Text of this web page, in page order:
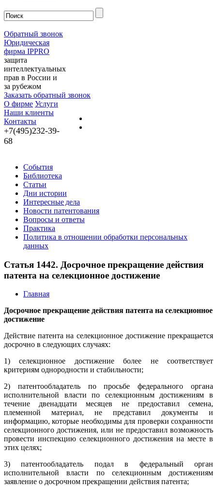
Обратный звонок
Юридическая
фирма IPPRO
защита
интеллектуальных
прав в России и
за рубежом
Заказать обратный звонок
О фирме Услуги
Наши клиенты
Контакты
+7(495)232-39-
68
События
Библиотека
Статьи
Дни истории
Интересные дела
Новости патентования
Вопросы и ответы
Практика
Политика в отношении обработки персональных
данных
Статья 1442. Досрочное прекращение действия
патента на селекционное достижение
Главная
Досрочное прекращение действия патента на селекционное
достижение
Действие патента на селекционное достижение прекращается
досрочно в следующих случаях:
1) селекционное достижение более не соответствует
критериям однородности и стабильности;
2) патентообладатель по просьбе федерального органа
исполнительной власти по селекционным достижениям в
течение двенадцати месяцев не предоставил семена,
племенной материал, не представил документы и
информацию, которые необходимы для проверки сохранности
селекционного достижения, или не предоставил возможность
провести инспекцию селекционного достижения на месте в
этих целях;
3) патентообладатель подал в федеральный орган
исполнительной власти по селекционным достижениям
заявление о досрочном прекращении действия патента;